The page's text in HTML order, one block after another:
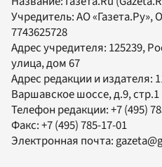
Учредитель:АО «Газета.Ру»,
7743625728
Адрес учредителя: 125239,
улица, дом 67
Адрес редакции и издателя:
Варшавское шоссе, д.9, стр.1
Телефон редакции:+7 (495)
Факс:+7 (495) 785-17-01
Электронная почта: